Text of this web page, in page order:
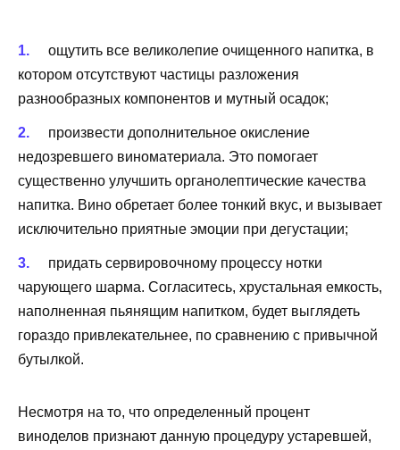
ощутить все великолепие очищенного напитка, в
котором отсутствуют частицы разложения
разнообразных компонентов и мутный осадок;
произвести дополнительное окисление
недозревшего виноматериала. Это помогает
существенно улучшить органолептические качества
напитка. Вино обретает более тонкий вкус, и вызывает
исключительно приятные эмоции при дегустации;
придать сервировочному процессу нотки
чарующего шарма. Согласитесь, хрустальная емкость,
наполненная пьянящим напитком, будет выглядеть
гораздо привлекательнее, по сравнению с привычной
бутылкой.
Несмотря на то, что определенный процент
виноделов признают данную процедуру устаревшей,